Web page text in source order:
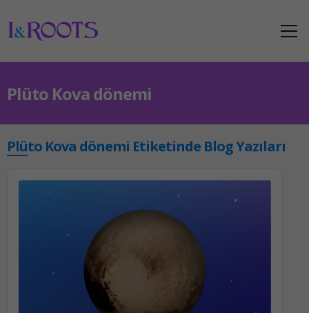
Plüto Kova dönemi
Plüto Kova dönemi Etiketinde Blog Yazıları